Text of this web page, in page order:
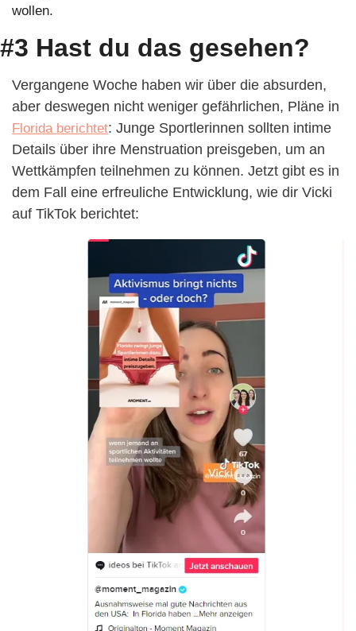
wollen.
#3 Hast du das gesehen?
Vergangene Woche haben wir über die absurden,
Florida berichtet: Junge Sportlerinnen sollten intime
Details über ihre Menstruation preisgeben, um an
Wettkämpfen teilnehmen zu können. Jetzt gibt es in
dem Fall eine erfreuliche Entwicklung, wie dir Vicki
auf TikTok berichtet: